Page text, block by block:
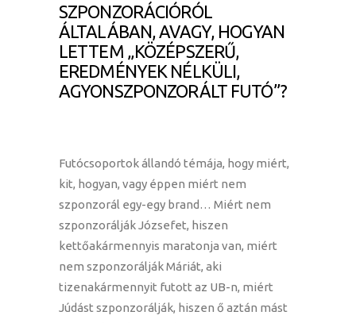
SZPONZORÁCIÓRÓL
ÁLTALÁBAN, AVAGY, HOGYAN
LETTEM „KÖZÉPSZERŰ,
EREDMÉNYEK NÉLKÜLI,
AGYONSZPONZORÁLT FUTÓ”?
Futócsoportok állandó témája, hogy miért,
kit, hogyan, vagy éppen miért nem
szponzorál egy-egy brand… Miért nem
szponzorálják Józsefet, hiszen
kettőakármennyis maratonja van, miért
nem szponzorálják Máriát, aki
tizenakármennyit futott az UB-n, miért
Júdást szponzorálják, hiszen ő aztán mást